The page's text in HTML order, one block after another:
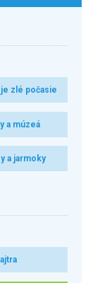
zlé počasie
a múzeá
a jarmoky